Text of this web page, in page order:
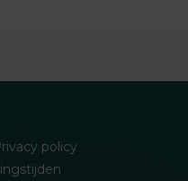
policy